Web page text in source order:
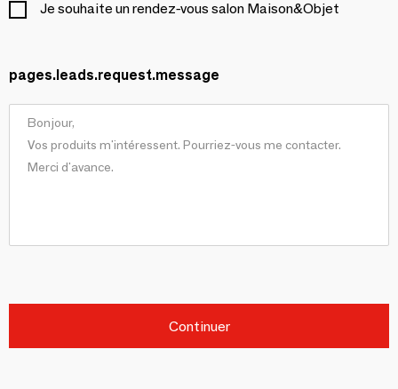
Je souhaite un rendez-vous salon Maison&Objet
pages.leads.request.message
Continuer